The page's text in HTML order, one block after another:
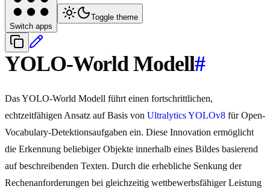
Switch apps
Toggle theme
YOLO-World Modell#
Das YOLO-World Modell führt einen fortschrittlichen,
echtzeitfähigen Ansatz auf Basis von UltralyticsYOLOv8 für Open-
Vocabulary-Detektionsaufgaben ein. Diese Innovation ermöglicht
die Erkennung beliebiger Objekte innerhalb eines Bildes basierend
auf beschreibenden Texten. Durch die erhebliche Senkung der
Rechenanforderungen bei gleichzeitig wettbewerbsfähiger Leistung